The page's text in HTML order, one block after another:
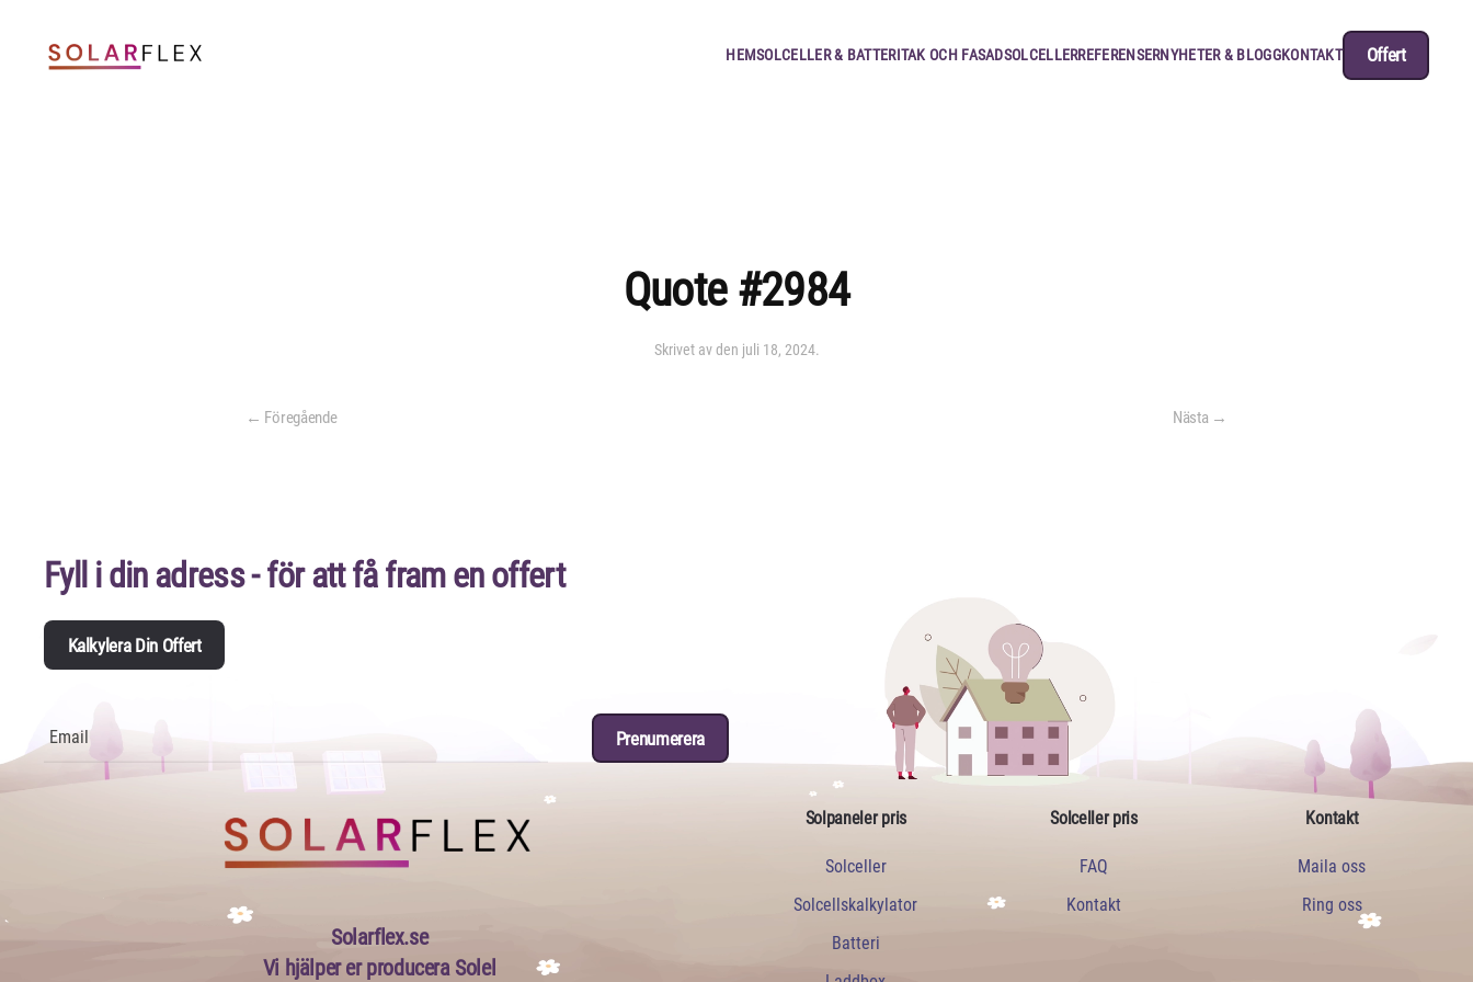
Skip to main content HEMSOLCELLER & BATTERITAK OCH FASADSOLCELLERREFERENSERNYHETER & BLOGGKONTAKT Offert
Quote #2984
Skrivet avden juli 18, 2024.
← Föregående Nästa →
Fyll i din adress - för att få fram en offert
Kalkylera Din Offert
Prenumerera
Solarflex.se
Vi hjälper er producera Solel
Solpaneler pris
Solceller
Solcellskalkylator
Batteri
Solceller pris
FAQ
Kontakt
Kontakt
Maila oss
Ring oss